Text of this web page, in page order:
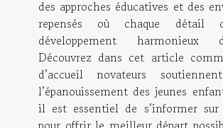
des approches éducatives et des
repensés où chaque détail
développement harmonieux
Découvrez dans cet article
d’accueil novateurs
l’épanouissement des jeunes
il est essentiel de s’informer sur